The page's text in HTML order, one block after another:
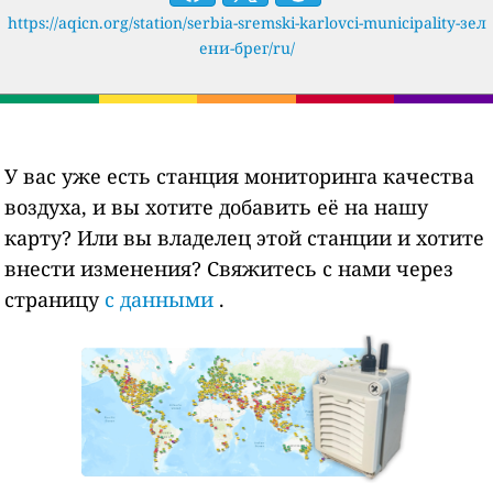
https://aqicn.org/station/serbia-sremski-karlovci-municipality-зел
ени-брег/ru/
У вас уже есть станция мониторинга качества
воздуха, и вы хотите добавить её на нашу
карту? Или вы владелец этой станции и хотите
внести изменения? Свяжитесь с нами через
страницу с данными .